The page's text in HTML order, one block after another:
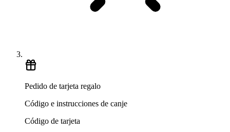
Pedido de tarjeta regalo
Código e instrucciones de canje
Código de tarjeta